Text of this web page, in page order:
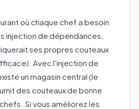
où chaque chef a besoin
injection de dépendances,
ses propres couteaux
Avec l'injection de
un magasin central (le
des couteaux de bonne
Si vous améliorez les